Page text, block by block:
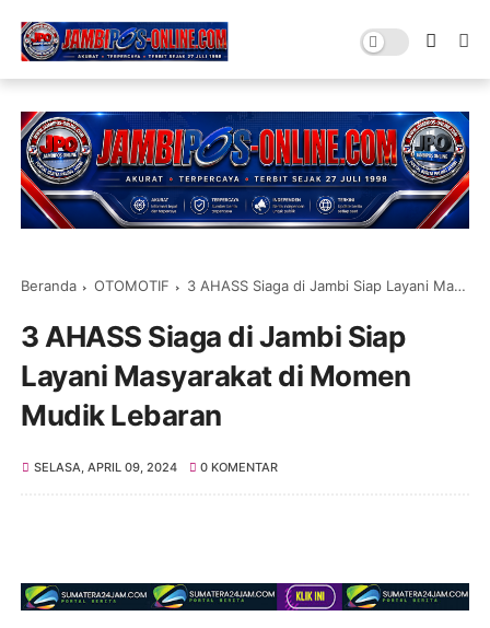
Beranda OTOMOTIF 3 AHASS Siaga di Jambi Siap Layani Masyarakat di Momen Mudik Lebaran
3 AHASS Siaga di Jambi Siap
Layani Masyarakat di Momen
Mudik Lebaran
SELASA, APRIL 09, 2024 0 KOMENTAR